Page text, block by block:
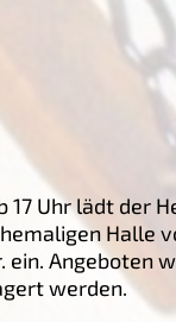
17 Uhr lädt der
Halle
ein. Angeboten
werden.